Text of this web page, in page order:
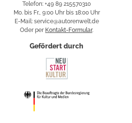
Telefon: +49 89 215570310
Mo. bis Fr., 9:00 Uhr bis 18:00 Uhr
E-Mail: service@autorenwelt.de
Oder per Kontakt-Formular.
Gefördert durch